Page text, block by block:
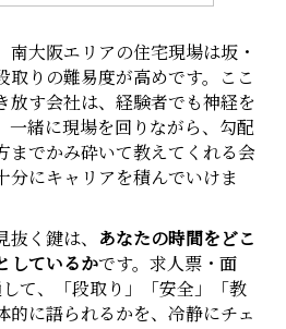
南大阪エリアの住宅現場は坂・
取りの難易度が高めです。ここ
放す会社は、経験者でも神経を
一緒に現場を回りながら、勾配
までかみ砕いて教えてくれる会
分にキャリアを積んでいけま
く鍵は、
あなたの時間をどこ
しているかです。求人票・面
て、「段取り」「安全」「教
的に語られるかを、冷静にチェ